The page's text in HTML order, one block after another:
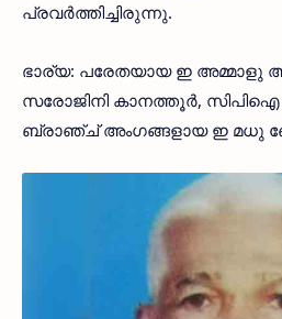
പ്രവര്‍ത്തിച്ചിരുന്നു.
ഭാര്യ: പരേതയായ ഇ അമ്മാളു
സരോജിനി കാനത്തൂര്‍, സിപിഐ
ബ്രാഞ്ച് അംഗങ്ങളായ ഇ മധു